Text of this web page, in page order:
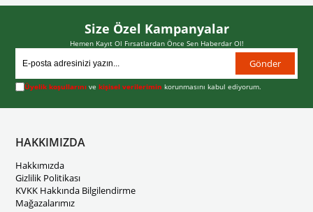
Size Özel Kampanyalar
Hemen Kayıt Ol Fırsatlardan Önce Sen Haberdar Ol!
Gönder
Üyelik koşullarını vekişisel verilerimin korunmasını kabul ediyorum.
HAKKIMIZDA
Hakkımızda
Gizlilik Politikası
KVKK Hakkında Bilgilendirme
Mağazalarımız